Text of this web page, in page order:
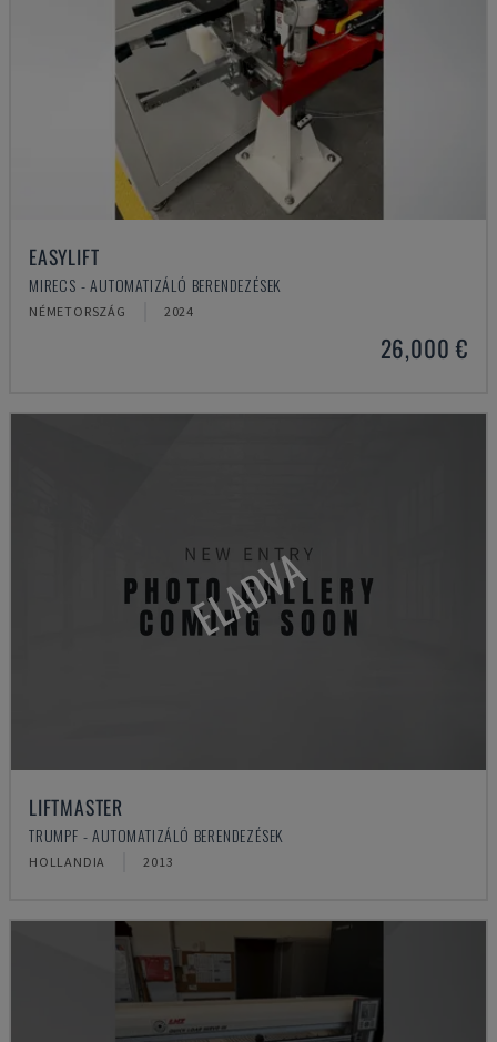
EASYLIFT
MIRECS - AUTOMATIZÁLÓ BERENDEZÉSEK
NÉMETORSZÁG 2024
26,000 €
ELADVA
LIFTMASTER
TRUMPF - AUTOMATIZÁLÓ BERENDEZÉSEK
HOLLANDIA 2013